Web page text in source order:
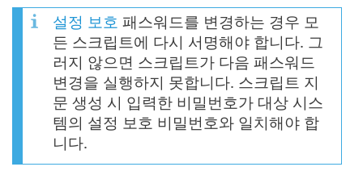
설정 보호 패스워드를 변경하는 경우 모
든 스크립트에 다시 서명해야 합니다. 그
러지 않으면 스크립트가 다음 패스워드
변경을 실행하지 못합니다. 스크립트 지
문 생성 시 입력한 비밀번호가 대상 시스
템의 설정 보호 비밀번호와 일치해야 합
니다.